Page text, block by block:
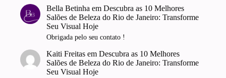
Bella Betinha em Descubra as 10 Melhores
Salões de Beleza do Rio de Janeiro: Transforme
Seu Visual Hoje
Obrigada pelo seu contato !
Kaiti Freitas em Descubra as 10 Melhores
Salões de Beleza do Rio de Janeiro: Transforme
Seu Visual Hoje